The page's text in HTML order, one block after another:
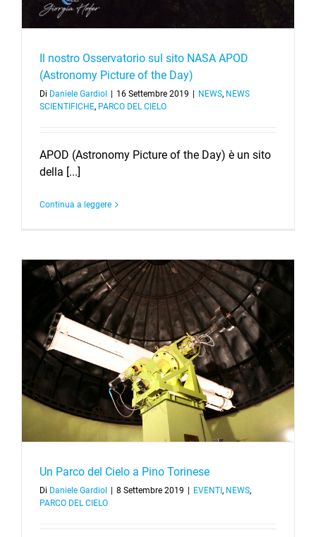
Il nostro Osservatorio sul sito NASA APOD
(Astronomy Picture of the Day)
Di Daniele Gardiol 16 Settembre 2019 NEWS, NEWS
SCIENTIFICHE, PARCO DEL CIELO
APOD (Astronomy Picture of the Day) è un sito
della [...]
Continua a leggere
Un Parco del Cielo a Pino Torinese
Di Daniele Gardiol | 8 Settembre 2019 | EVENTI, NEWS,
PARCO DEL CIELO